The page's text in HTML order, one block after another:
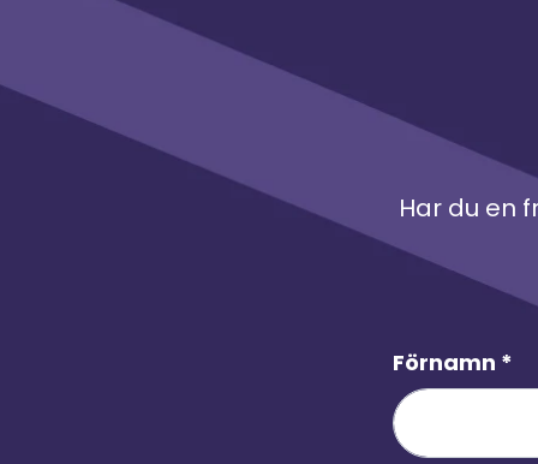
Lenka Prokopec Karlberg. Nu är hon
vd för organisationen Mitt Liv, som
erbjuder konsulttjänster inom
mångfald och inkludering och
driver ett omfattande
mentorskapsprogram för
utlandsfödda akademiker.Har du en
Förnamn *